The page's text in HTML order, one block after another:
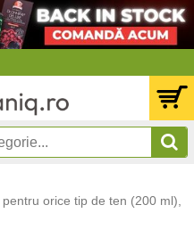
orice tip de ten (200 ml),